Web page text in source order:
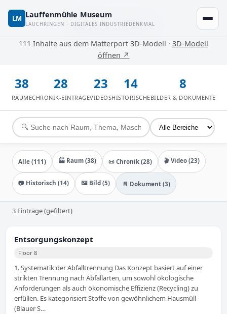
LM Lauffenmühle Museum
LAUCHRINGEN · DIGITALES INDUSTRIEDENKMAL
🏭 Alle Inhalte
111 Inhalte aus dem Matterport 3D-Modell · 3D-Modell
öffnen ↗
38
RÄUME
28
CHRONIK-EINTRÄGE
23
VIDEOS
14
HISTORISCHE
8
BILDER & DOKUMENTE
Alle (111) 🏭 Raum (38) 📜 Chronik (28) 🎬 Video (23)
📷 Historisch (14) 🖼️ Bild (5) 📄 Dokument (3)
3 Einträge (gefiltert)
Entsorgungskonzept
Floor 8
1. Systematik der Abfalltrennung Das Konzept basiert auf einer
strikten Trennung nach Abfallarten, um sowohl ökologische
Anforderungen als auch ökonomische Effizienz (Recycling) zu
erfüllen. Es kategorisiert Stoffe von gewöhnlichem Hausmüll
(Blauer S…